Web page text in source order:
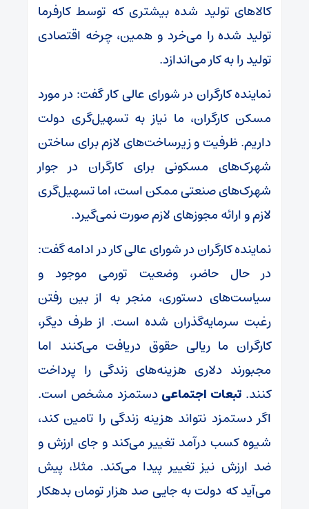
کالاهای تولید شده بیشتری که توسط کارفرما
تولید شده را می‌خرد و همین، چرخه اقتصادی
تولید را به کار می‌اندازد.
نماینده کارگران در شورای عالی کار گفت: در مورد
مسکن کارگران، ما نیاز به تسهیل‌گری دولت
داریم. ظرفیت و زیرساخت‌های لازم برای ساختن
شهرک‌های مسکونی برای کارگران در جوار
شهرک‌های صنعتی ممکن است، اما تسهیل‌گری
لازم و ارائه مجوزهای لازم صورت نمی‌گیرد.
نماینده کارگران در شورای عالی کار در ادامه گفت:
در حال حاضر، وضعیت تورمی موجود و
سیاست‌های دستوری، منجر به از بین رفتن
رغبت سرمایه‌گذران شده است. از طرف دیگر،
کارگران ما ریالی حقوق دریافت می‌کنند اما
مجبورند دلاری هزینه‌های زندگی را پرداخت
کنند. تبعات اجتماعی دستمزد مشخص است.
اگر دستمزد نتواند هزینه زندگی را تامین کند،
شیوه کسب درآمد تغییر می‌کند و جای ارزش و
ضد ارزش نیز تغییر پیدا می‌کند. مثلا، پیش
می‌آید که دولت به جایی صد هزار تومان بدهکار